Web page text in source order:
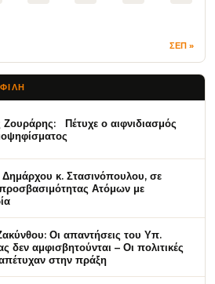
ΣΕΠ »
Πέτυχε ο αιφνιδιασμός
Δημάρχου κ. Στασινόπουλου, σε
Ατόμων με
Οι απαντήσεις του Υπ.
δεν αμφισβητούνται – Οι πολιτικές
στην πράξη